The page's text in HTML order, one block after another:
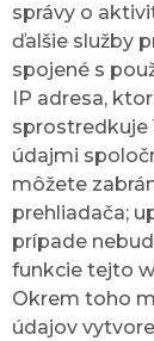
správy o
ďalšie služby
spojené s
IP adresa,
sprostredkuje
údajmi
môžete
prehliadača;
prípade
funkcie tejto
Okrem toho
údajov